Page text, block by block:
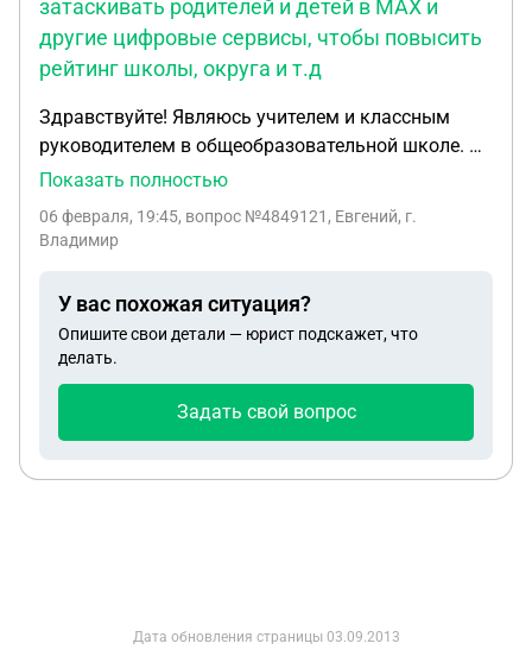
затаскивать родителей и детей в MAX и
другие цифровые сервисы, чтобы повысить
рейтинг школы, округа и т.д
Здравствуйте! Являюсь учителем и классным
руководителем в общеобразовательной школе. В
последнее время принуждают силком
цифровые сервисы, чтобы повысить рейтинг
издала следующий приказ (см. вложение).
Правомерен ли он? Ведь согласно приказу
Минобразования № 779 от 6 ноября 2024 года,
учитель обязан вести только 5 документов
(пункты 1.2.1 - 1.2.5).
Показать полностью
06 февраля, 19:45, вопрос №4849121, Евгений, г.
Владимир
У вас похожая ситуация?
Опишите свои детали — юрист подскажет, что
делать.
Задать свой вопрос
Дата обновления страницы 03.09.2013